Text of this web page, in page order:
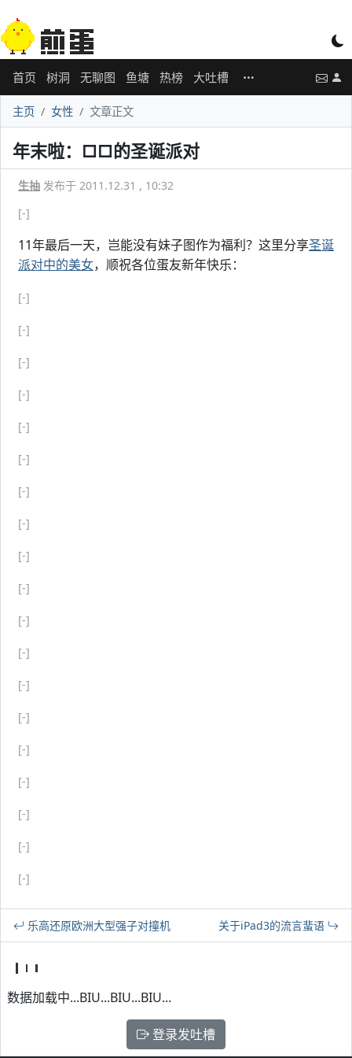
首页 树洞 无聊图 鱼塘 热榜 大吐槽
主页 女性 文章正文
年末啦：□□的圣诞派对
生抽 发布于 2011.12.31 , 10:32
[-]
11年最后一天，岂能没有妹子图作为福利？这里分享圣诞
派对中的美女，顺祝各位蛋友新年快乐：
[-]
[-]
[-]
[-]
[-]
[-]
[-]
[-]
[-]
[-]
[-]
[-]
[-]
[-]
[-]
[-]
[-]
[-]
[-]
乐高还原欧洲大型强子对撞机 关于iPad3的流言蜚语
数据加载中...BIU...BIU...BIU...
登录发吐槽